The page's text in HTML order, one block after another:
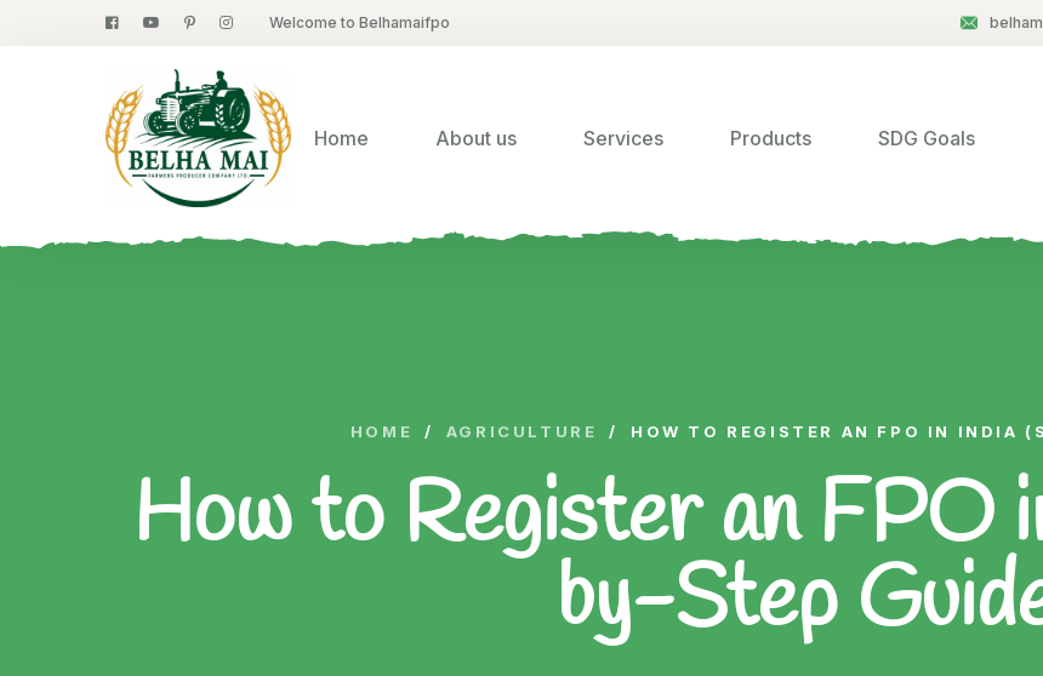
Welcome to Belhamaifpo
Home About us Services Products SDG Goals
HOME / AGRICULTURE / HOW TO REGISTER AN FPO IN INDIA
How to Register an FPO
by-Step